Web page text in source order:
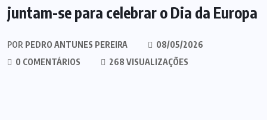
juntam-se para celebrar o Dia da Europa
POR PEDRO ANTUNES PEREIRA
08/05/2026
0 COMENTÁRIOS
268 VISUALIZAÇÕES